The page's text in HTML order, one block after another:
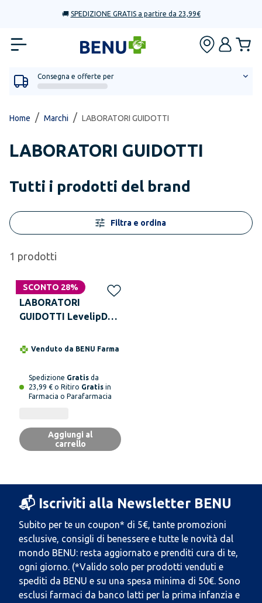
🚚 SPEDIZIONE GRATIS a partire da 23,99€
Consegna e offerte per
Home / Marchi / LABORATORI GUIDOTTI
LABORATORI GUIDOTTI
Tutti i prodotti del brand
Filtra e ordina
1 prodotti
SCONTO 28%
LABORATORI
GUIDOTTI LevelipDuo
Venduto da BENU Farma
Spedizione Gratis da
23,99 € o Ritiro Gratis in
Farmacia o Parafarmacia
Aggiungi al
carrello
📬 Iscriviti alla Newsletter BENU
Subito per te un coupon* di 5€, tante promozioni
esclusive, consigli di benessere e tutte le novità dal
mondo BENU: resta aggiornato e prenditi cura di te,
ogni giorno. (*Valido solo per prodotti venduti e
spediti da BENU e su una spesa minima di 50€. Sono
esclusi farmaci da banco latti per la prima infanzia e